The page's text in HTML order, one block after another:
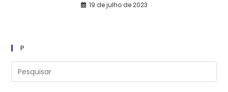
19 de julho de 2023
P